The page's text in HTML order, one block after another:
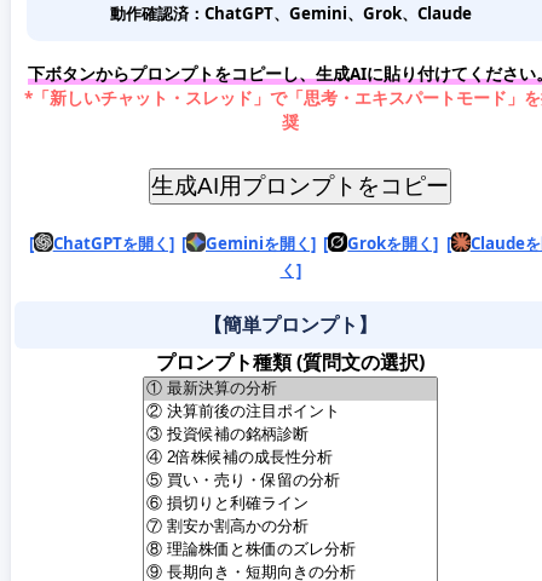
動作確認済：ChatGPT、Gemini、Grok、Claude
下ボタンからプロンプトをコピーし、生成AIに貼り付けてください
*「新しいチャット・スレッド」で「思考・エキスパートモード」
奨
生成AI用プロンプトをコピー
[ ChatGPTを開く] [ Geminiを開く] [ Grokを開く] [
Claude
く]
【簡単プロンプト】
プロンプト種類 (質問文の選択)